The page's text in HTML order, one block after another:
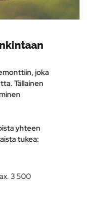
joka
Tällainen
yhteen
tukea:
3 500